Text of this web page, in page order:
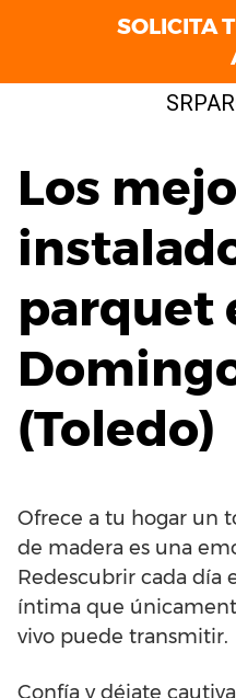
Los
parquet
(Toledo)
Ofrece a tu hogar un
de madera es una
Redescubrir cada día
íntima que
vivo puede transmitir.
Confía y déjate
SOLICITA